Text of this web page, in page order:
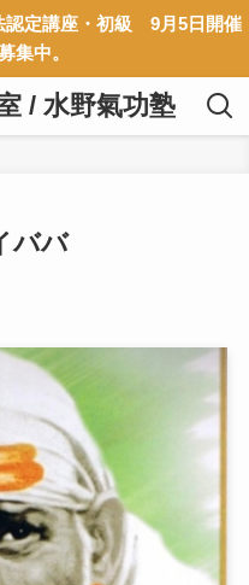
認定講座・初級 9月5日開催
集中。
/ 水野氣功塾
ババ